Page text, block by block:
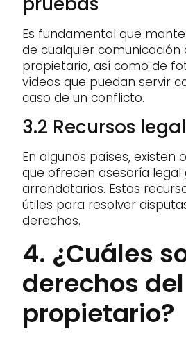
Es fundamental que
de cualquier comunicación
propietario, así como de
vídeos que puedan servir
caso de un conflicto.
3.2 Recursos
En algunos países, existen
que ofrecen asesoría
arrendatarios. Estos
útiles para resolver
derechos.
4. ¿Cuáles
derechos del
propietario?